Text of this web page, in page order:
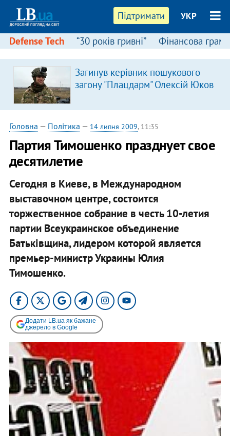
Підтримати УКР
Defense Tech “30 років гривні” Фінансова
Загинув керівник пошукового
загону "Плацдарм" Олексій Юков
Головна — Політика — 14 липня 2009, 11:35
Партия Тимошенко празднует свое
десятилетие
Сегодня в Киеве, в Международном
выставочном центре, состоится
торжественное собрание в честь 10-летия
партии Всеукраинское объединение
Батьківщина, лидером которой является
премьер-министр Украины Юлия
Тимошенко.
Додати LB.ua як бажане
джерело в Google